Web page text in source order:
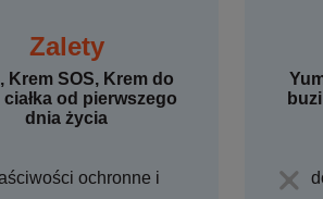
Zalety
Krem SOS, Krem do
od pierwszego
dnia życia
ochronne i